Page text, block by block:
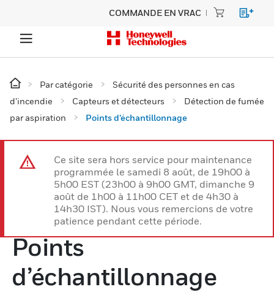
COMMANDE EN VRAC
Par catégorie
Sécurité des personnes en cas
d’incendie
Capteurs et détecteurs
Détection de fumée
par aspiration
Points d’échantillonnage
Ce site sera hors service pour maintenance
programmée le samedi 8 août, de 19h00 à
5h00 EST (23h00 à 9h00 GMT, dimanche 9
août de 1h00 à 11h00 CET et de 4h30 à
14h30 IST). Nous vous remercions de votre
patience pendant cette période.
Points
d’échantillonnage